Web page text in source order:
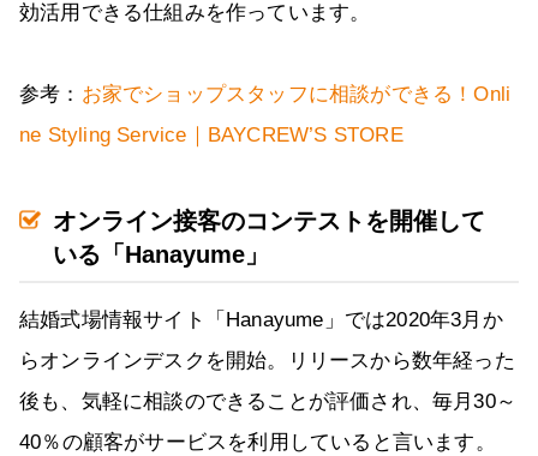
効活用できる仕組みを作っています。
参考： お家でショップスタッフに相談ができる！Onli
ne Styling Service｜BAYCREW’S STORE
オンライン接客のコンテストを開催して
いる「Hanayume」
結婚式場情報サイト「Hanayume」では2020年3月か
らオンラインデスクを開始。リリースから数年経った
後も、気軽に相談のできることが評価され、毎月30～
40％の顧客がサービスを利用していると言います。